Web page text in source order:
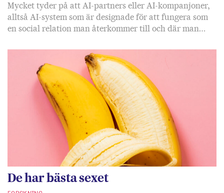
Mycket tyder på att AI-partners eller AI-kompanjoner,
alltså AI-system som är designade för att fungera som
en social relation man återkommer till och där man…
De har bästa sexet